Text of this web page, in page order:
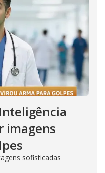
imagens
sofisticadas